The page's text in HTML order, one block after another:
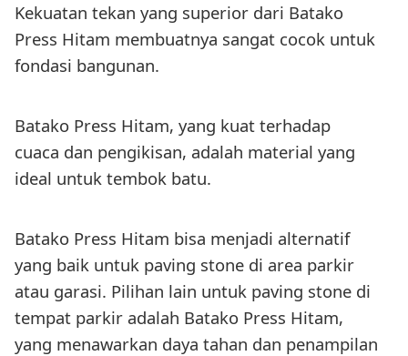
Kekuatan tekan yang superior dari Batako
Press Hitam membuatnya sangat cocok untuk
fondasi bangunan.
Batako Press Hitam, yang kuat terhadap
cuaca dan pengikisan, adalah material yang
ideal untuk tembok batu.
Batako Press Hitam bisa menjadi alternatif
yang baik untuk paving stone di area parkir
atau garasi. Pilihan lain untuk paving stone di
tempat parkir adalah Batako Press Hitam,
yang menawarkan daya tahan dan penampilan